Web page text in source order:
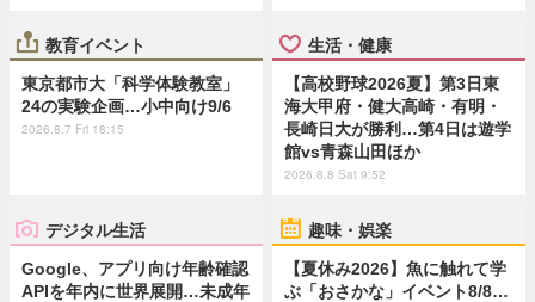
教育イベント
東京都市大「科学体験教室」
24の実験企画…小中向け9/6
2026.8.7 Fri 18:15
生活・健康
【高校野球2026夏】第3日東
海大甲府・健大高崎・有明・
長崎日大が勝利…第4日は遊学
館vs青森山田ほか
2026.8.8 Sat 9:52
デジタル生活
Google、アプリ向け年齢確認
APIを年内に世界展開…未成年
趣味・娯楽
【夏休み2026】魚に触れて学
ぶ「おさかな」イベント8/8…